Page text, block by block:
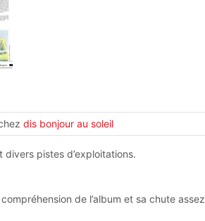
dis bonjour au soleil
pistes d’exploitations.
de l’album et sa chute assez